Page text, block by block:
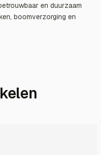
en duurzaam
boomverzorging en